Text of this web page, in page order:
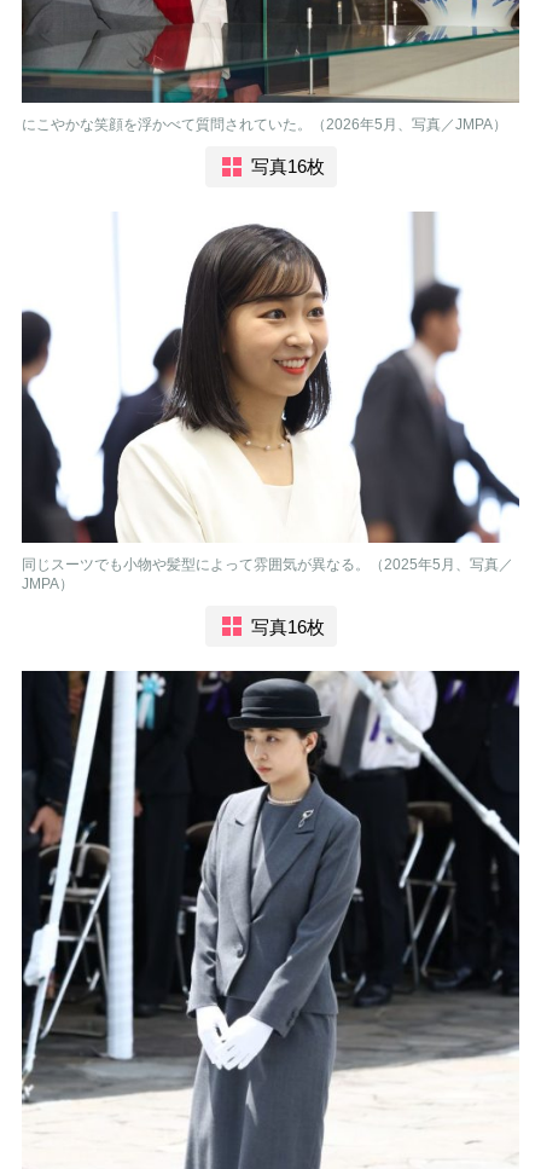
にこやかな笑顔を浮かべて質問されていた。（2026年5月、写真／JMPA）
写真16枚
同じスーツでも小物や髪型によって雰囲気が異なる。（2025年5月、写真／
JMPA）
写真16枚